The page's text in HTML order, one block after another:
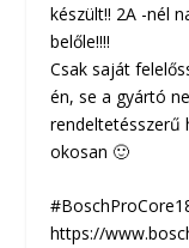
készült!! 2A -nél
belőle!!!!
Csak saját
én, se a gyártó
rendeltetésszerű
okosan 🙂
https://